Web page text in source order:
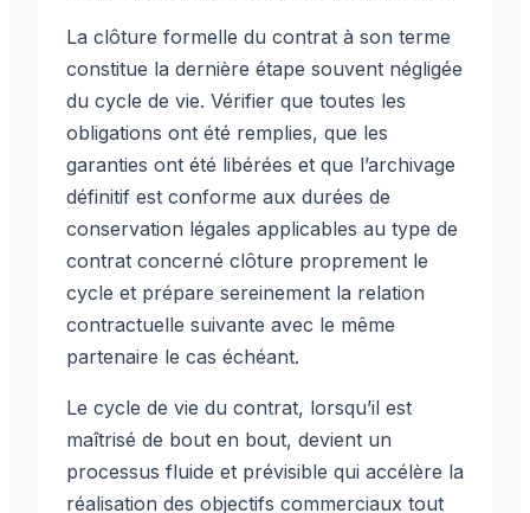
La clôture formelle du contrat à son terme
constitue la dernière étape souvent négligée
du cycle de vie. Vérifier que toutes les
obligations ont été remplies, que les
garanties ont été libérées et que l’archivage
définitif est conforme aux durées de
conservation légales applicables au type de
contrat concerné clôture proprement le
cycle et prépare sereinement la relation
contractuelle suivante avec le même
partenaire le cas échéant.
Le cycle de vie du contrat, lorsqu’il est
maîtrisé de bout en bout, devient un
processus fluide et prévisible qui accélère la
réalisation des objectifs commerciaux tout